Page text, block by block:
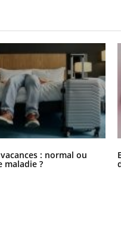
: normal ou
maladie ?